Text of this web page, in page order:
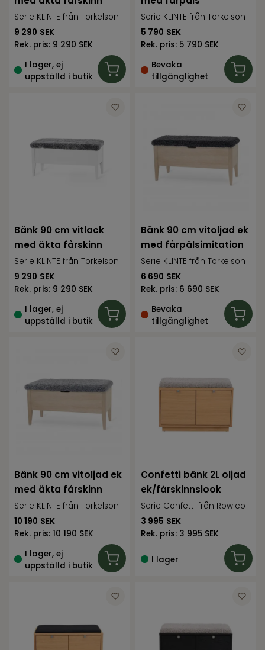
Serie KLINTE från Torkelson
9 290 SEK
Rek. pris: 9 290 SEK
I lager, ej
uppställd i butik
Serie KLINTE från Torkelson
5 790 SEK
Rek. pris: 5 790 SEK
Bevaka
tillgänglighet
Bänk 90 cm vitlack
med äkta fårskinn
Serie KLINTE från Torkelson
9 290 SEK
Rek. pris: 9 290 SEK
I lager, ej
uppställd i butik
Bänk 90 cm vitoljad ek
med fårpälsimitation
Serie KLINTE från Torkelson
6 690 SEK
Rek. pris: 6 690 SEK
Bevaka
tillgänglighet
Bänk 90 cm vitoljad ek
med äkta fårskinn
Serie KLINTE från Torkelson
10 190 SEK
Rek. pris: 10 190 SEK
I lager, ej
uppställd i butik
Confetti bänk 2L oljad
ek/fårskinnslook
Serie Confetti från Rowico
3 995 SEK
Rek. pris: 3 995 SEK
I lager